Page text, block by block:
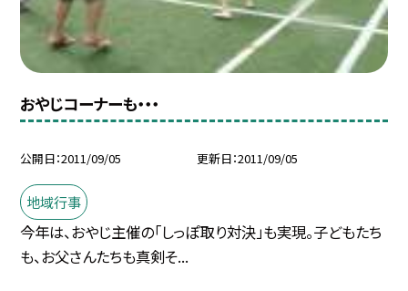
おやじコーナーも・・・
公開日 2011/09/05 更新日 2011/09/05
地域行事
今年は、おやじ主催の「しっぽ取り対決」も実現。子どもたち
も、お父さんたちも真剣そ...